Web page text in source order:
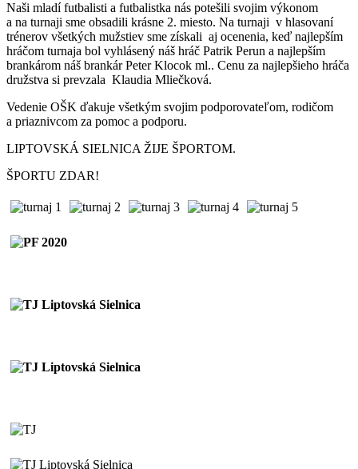
Naši mladí futbalisti a futbalistka nás potešili svojim výkonom
a na turnaji sme obsadili krásne 2. miesto. Na turnaji v hlasovaní
trénerov všetkých mužstiev sme získali aj ocenenia, keď najlepším
hráčom turnaja bol vyhlásený náš hráč Patrik Perun a najlepším
brankárom náš brankár Peter Klocok ml.. Cenu za najlepšieho hráča
družstva si prevzala Klaudia Mliečková.
Vedenie OŠK ďakuje všetkým svojim podporovateľom, rodičom
a priaznivcom za pomoc a podporu.
LIPTOVSKÁ SIELNICA ŽIJE ŠPORTOM.
ŠPORTU ZDAR!